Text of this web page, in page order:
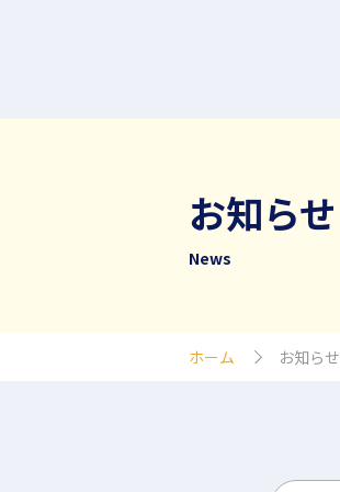
お知らせ
News
ホーム お知らせ